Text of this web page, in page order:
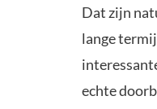
Dat zijn
lange
echte